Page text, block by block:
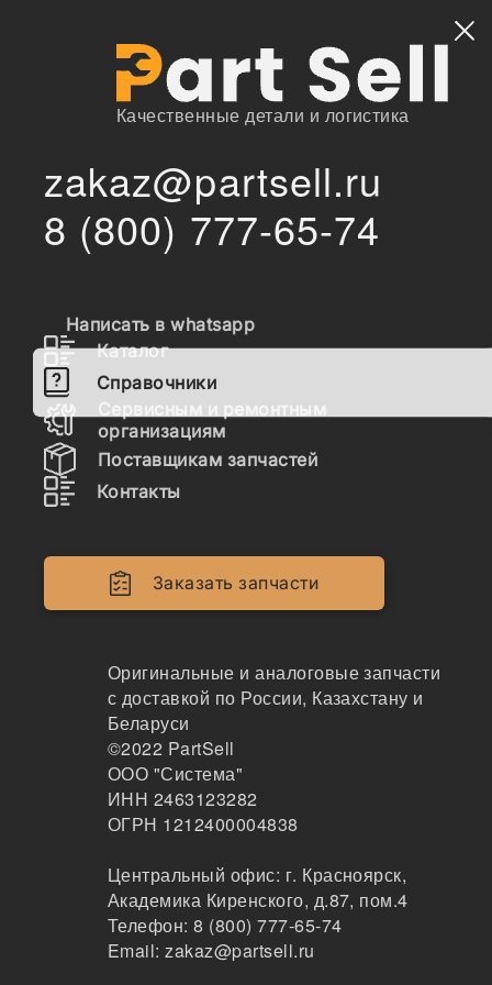
Качественные детали и логистика
zakaz@partsell.ru
8 (800) 777-65-74
Написать в whatsapp
Каталог
Справочники
Сервисным и ремонтным
организациям
Поставщикам запчастей
Контакты
Заказать запчасти
Оригинальные и аналоговые запчасти
с доставкой по России, Казахстану и
Беларуси
©2022 PartSell
ООО "Система"
ИНН 2463123282
ОГРН 1212400004838
Центральный офис: г. Красноярск,
Академика Киренского, д.87, пом.4
Телефон:8 (800) 777-65-74
Email:zakaz@partsell.ru
Найти
Главная/Справочники/Hyundai/
Экскаваторы 3/7/9 серии/Гусеничные /7 СЕРИЯ
ДРУГИЕ ЧАСТИ
ДРУГИЕ ЧАСТИ
PAGE 8010 TOOLS
PAGE 8100 DECALS
PAGE 8200 MANUALS